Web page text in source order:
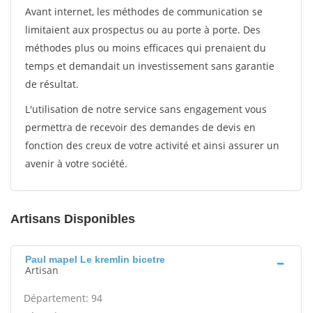
Avant internet, les méthodes de communication se
limitaient aux prospectus ou au porte à porte. Des
méthodes plus ou moins efficaces qui prenaient du
temps et demandait un investissement sans garantie
de résultat.
L'utilisation de notre service sans engagement vous
permettra de recevoir des demandes de devis en
fonction des creux de votre activité et ainsi assurer un
avenir à votre société.
Artisans Disponibles
Paul mapel Le kremlin bicetre
Artisan
Département: 94